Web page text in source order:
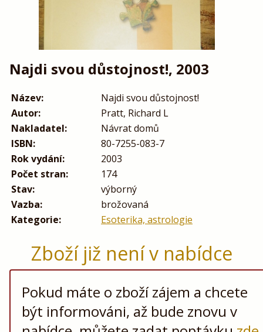
Najdi svou důstojnost!, 2003
Název:
Najdi svou důstojnost!
Autor:
Pratt, Richard L
Nakladatel:
Návrat domů
ISBN:
80-7255-083-7
Rok vydání:
2003
Počet stran:
174
Stav:
výborný
Vazba:
brožovaná
Kategorie:
Esoterika, astrologie
Zboží již není v nabídce
Pokud máte o zboží zájem a chcete
být informováni, až bude znovu v